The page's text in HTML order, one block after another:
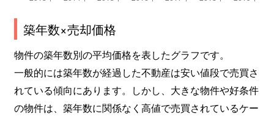
築年数×売却価格
物件の築年数別の平均価格を表したグラフです。
一般的には築年数が経過した不動産は安い値段で売買さ
れている傾向にあります。しかし、大きな物件や好条件
の物件は、築年数に関係なく高値で売買されているケー